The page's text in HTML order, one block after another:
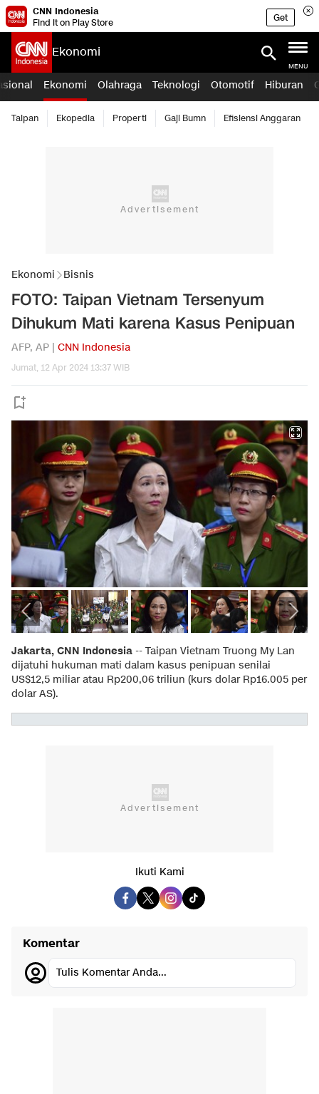
CNN Indonesia
Find it on Play Store
Get
Ekonomi
MENU
Ekonomi Olahraga Teknologi Otomotif Hiburan
Taipan Ekopedia Properti Gaji Bumn Efisiensi Anggaran
Ekonomi Bisnis
FOTO: Taipan Vietnam Tersenyum
Dihukum Mati karena Kasus Penipuan
AFP, AP | CNN Indonesia
Jumat, 12 Apr 2024 13:37 WIB
Jakarta, CNN Indonesia -- Taipan Vietnam Truong My Lan
dijatuhi hukuman mati dalam kasus penipuan senilai
US$12,5 miliar atau Rp200,06 triliun (kurs dolar Rp16.005 per
dolar AS).
Ikuti Kami
Komentar
Tulis Komentar Anda...